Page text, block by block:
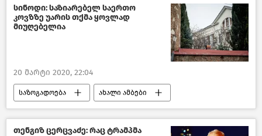
საქართველო COVID-19
სინოდი: საზიარებელ საერთო
კოვზზე უარის თქმა ყოვლად
მიუღებელია
20 მარტი 2020, 22:04
საზოგადოება ახალი ამბები
საქართველოს საპატრიარქო
საქართველო COVID-19
თენგიზ ცერცვაძე: რაც ტრამპმა